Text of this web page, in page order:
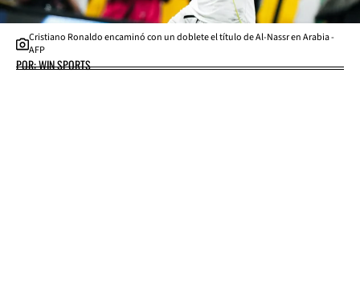
Cristiano Ronaldo encaminó con un doblete el título de Al-Nassr en Arabia -
AFP
POR: WIN SPORTS